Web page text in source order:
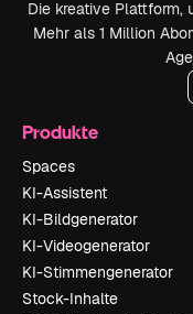
Die kreative Plattform,
Mehr als 1 Million
Produkte
Spaces
KI-Assistent
KI-Bildgenerator
KI-Videogenerator
KI-Stimmengenerator
Stock-Inhalte